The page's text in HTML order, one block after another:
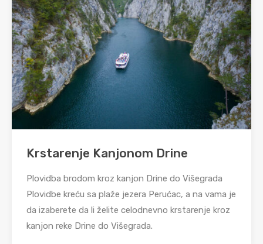
Krstarenje Kanjonom Drine
Plovidba brodom kroz kanjon Drine do Višegrada
Plovidbe kreću sa plaže jezera Perućac, a na vama je
da izaberete da li želite celodnevno krstarenje kroz
kanjon reke Drine do Višegrada.